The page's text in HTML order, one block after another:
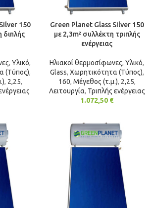
150
διπλής
, Υλικό,
(Τύπος),
, 2,25,
Green Planet Glass Silver 150
με 2,3m² συλλέκτη τριπλής
ενέργειας
Ηλιακοί θερμοσίφωνες, Υλικό,
Glass, Χωρητικότητα (Τύπος),
160, Μέγεθος (τ.μ.), 2,25,
Λειτουργία, Τριπλής ενέργειας
1.072,50 €